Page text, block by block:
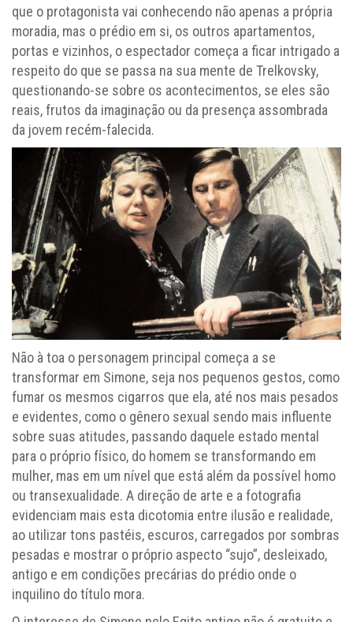
que o protagonista vai conhecendo não apenas a própria
moradia, mas o prédio em si, os outros apartamentos,
portas e vizinhos, o espectador começa a ficar intrigado a
respeito do que se passa na sua mente de Trelkovsky,
questionando-se sobre os acontecimentos, se eles são
reais, frutos da imaginação ou da presença assombrada
da jovem recém-falecida.
Não à toa o personagem principal começa a se
transformar em Simone, seja nos pequenos gestos, como
fumar os mesmos cigarros que ela, até nos mais pesados
e evidentes, como o gênero sexual sendo mais influente
sobre suas atitudes, passando daquele estado mental
para o próprio físico, do homem se transformando em
mulher, mas em um nível que está além da possível homo
ou transexualidade. A direção de arte e a fotografia
evidenciam mais esta dicotomia entre ilusão e realidade,
ao utilizar tons pastéis, escuros, carregados por sombras
pesadas e mostrar o próprio aspecto “sujo”, desleixado,
antigo e em condições precárias do prédio onde o
inquilino do título mora.